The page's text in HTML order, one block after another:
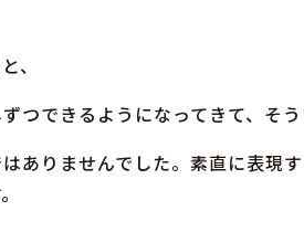
、
つできるようになってきて、そ
ありませんでした。素直に表現